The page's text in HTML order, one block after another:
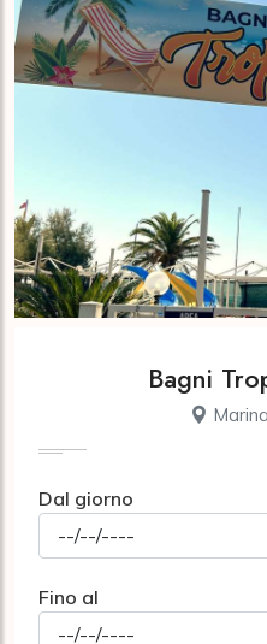
Bagni
Dal giorno
Fino al